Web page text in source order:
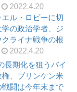
2022.4.20
ル・ロビーに切
の政治学者、ジ
ライナ戦争の根
2022.4.20
長期化を狙うバイ
、ブリンケン米
闘は今年末まで